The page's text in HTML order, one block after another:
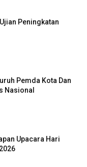
Peningkatan
Pemda Kota Dan
Nasional
Upacara Hari